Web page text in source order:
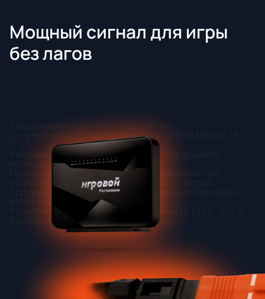
Мощный сигнал для игры
без лагов
Уверенное покрытие Wi-Fi до 300 м²
Скорость до 600 Мбит/с (2.4 ГГц.) до 1733 Мбит/с (5
8 мощных антенн, расположенных под крышкой
Приоритизация популярных игр, позволяет при
загрузке вашей сети отдать приоритет играм
Хорошее покрытие и стабильный сигнал благодаря
MIMO 4x4 в 2 диапазонах
Работа в 2 диапазонах одновременно (2.4 ГГц., 5 ГГц)
Работает только на PON соединении